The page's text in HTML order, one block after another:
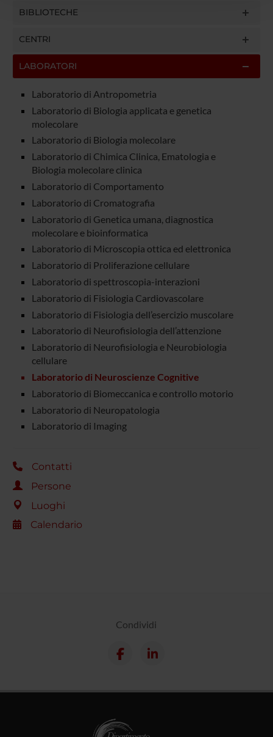
con altre informazioni che hai fornito loro o che hanno
BIBLIOTECHE
CENTRI
LABORATORI
Laboratorio di Antropometria
Laboratorio di Biologia applicata e genetica
molecolare
Laboratorio di Biologia molecolare
Laboratorio di Chimica Clinica, Ematologia e
Biologia molecolare clinica
Laboratorio di Comportamento
Laboratorio di Cromatografia
Laboratorio di Genetica umana, diagnostica
molecolare e bioinformatica
Laboratorio di Microscopia ottica ed elettronica
Laboratorio di Proliferazione cellulare
Laboratorio di spettroscopia-interazioni
Laboratorio di Fisiologia Cardiovascolare
Laboratorio di Fisiologia dell’esercizio muscolare
Laboratorio di Neurofisiologia dell’attenzione
Laboratorio di Neurofisiologia e Neurobiologia
cellulare
Laboratorio di Neuroscienze Cognitive
Laboratorio di Biomeccanica e controllo motorio
Laboratorio di Neuropatologia
Laboratorio di Imaging
Contatti
Persone
Luoghi
Calendario
Condividi